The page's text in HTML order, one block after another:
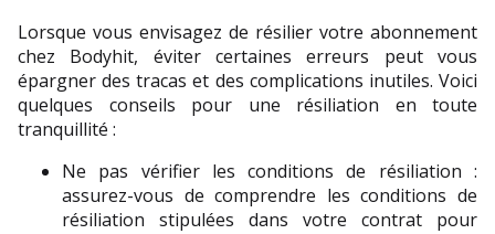
Lorsque vous envisagez de résilier votre abonnement
chez Bodyhit, éviter certaines erreurs peut vous
épargner des tracas et des complications inutiles. Voici
quelques conseils pour une résiliation en toute
tranquillité :
Ne pas vérifier les conditions de résiliation :
assurez-vous de comprendre les conditions de
résiliation stipulées dans votre contrat pour